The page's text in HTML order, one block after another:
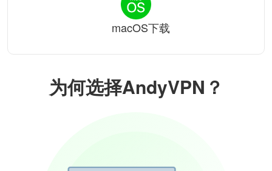
为何选择AndyVPN？
macOS下载